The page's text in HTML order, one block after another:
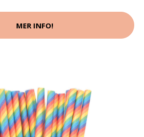
MER INFO!